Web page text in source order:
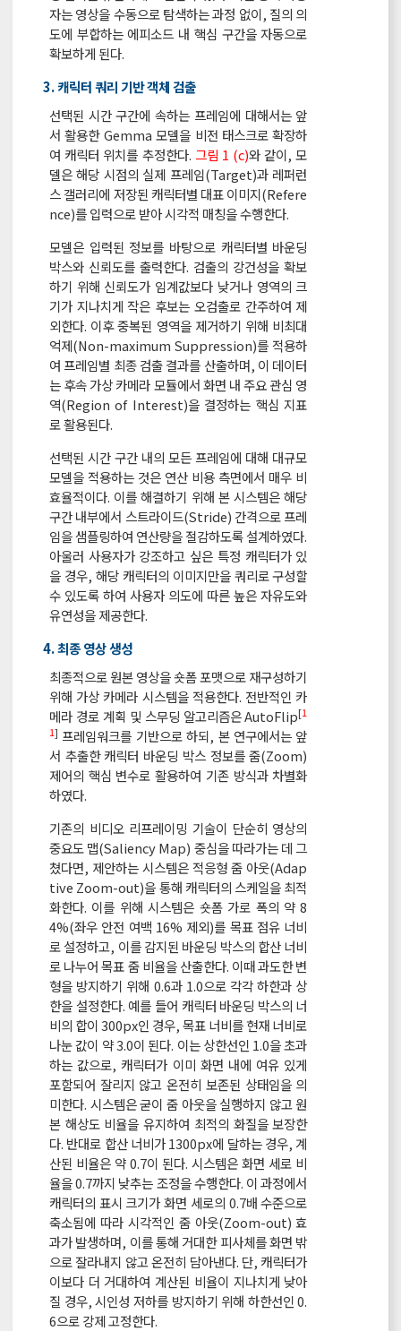
자는 영상을 수동으로 탐색하는 과정 없이, 질의 의
도에 부합하는 에피소드 내 핵심 구간을 자동으로
확보하게 된다.
3. 캐릭터 쿼리 기반 객체 검출
선택된 시간 구간에 속하는 프레임에 대해서는 앞
서 활용한 Gemma 모델을 비전 태스크로 확장하
여 캐릭터 위치를 추정한다. 그림 1 (c)와 같이, 모
델은 해당 시점의 실제 프레임(Target)과 레퍼런
스 갤러리에 저장된 캐릭터별 대표 이미지(Refere
nce)를 입력으로 받아 시각적 매칭을 수행한다.
모델은 입력된 정보를 바탕으로 캐릭터별 바운딩
박스와 신뢰도를 출력한다. 검출의 강건성을 확보
하기 위해 신뢰도가 임계값보다 낮거나 영역의 크
기가 지나치게 작은 후보는 오검출로 간주하여 제
외한다. 이후 중복된 영역을 제거하기 위해 비최대
억제(Non-maximum Suppression)를 적용하
여 프레임별 최종 검출 결과를 산출하며, 이 데이터
는 후속 가상 카메라 모듈에서 화면 내 주요 관심 영
역(Region of Interest)을 결정하는 핵심 지표
로 활용된다.
선택된 시간 구간 내의 모든 프레임에 대해 대규모
모델을 적용하는 것은 연산 비용 측면에서 매우 비
효율적이다. 이를 해결하기 위해 본 시스템은 해당
구간 내부에서 스트라이드(Stride) 간격으로 프레
임을 샘플링하여 연산량을 절감하도록 설계하였다.
아울러 사용자가 강조하고 싶은 특정 캐릭터가 있
을 경우, 해당 캐릭터의 이미지만을 쿼리로 구성할
수 있도록 하여 사용자 의도에 따른 높은 자유도와
유연성을 제공한다.
4. 최종 영상 생성
최종적으로 원본 영상을 숏폼 포맷으로 재구성하기
위해 가상 카메라 시스템을 적용한다. 전반적인 카
메라 경로 계획 및 스무딩 알고리즘은 AutoFlip[1
1] 프레임워크를 기반으로 하되, 본 연구에서는 앞
서 추출한 캐릭터 바운딩 박스 정보를 줌(Zoom)
제어의 핵심 변수로 활용하여 기존 방식과 차별화
하였다.
기존의 비디오 리프레이밍 기술이 단순히 영상의
중요도 맵(Saliency Map) 중심을 따라가는 데 그
쳤다면, 제안하는 시스템은 적응형 줌 아웃(Adap
tive Zoom-out)을 통해 캐릭터의 스케일을 최적
화한다. 이를 위해 시스템은 숏폼 가로 폭의 약 8
4%(좌우 안전 여백 16% 제외)를 목표 점유 너비
로 설정하고, 이를 감지된 바운딩 박스의 합산 너비
로 나누어 목표 줌 비율을 산출한다. 이때 과도한 변
형을 방지하기 위해 0.6과 1.0으로 각각 하한과 상
한을 설정한다. 예를 들어 캐릭터 바운딩 박스의 너
비의 합이 300px인 경우, 목표 너비를 현재 너비로
나눈 값이 약 3.0이 된다. 이는 상한선인 1.0을 초과
하는 값으로, 캐릭터가 이미 화면 내에 여유 있게
포함되어 잘리지 않고 온전히 보존된 상태임을 의
미한다. 시스템은 굳이 줌 아웃을 실행하지 않고 원
본 해상도 비율을 유지하여 최적의 화질을 보장한
다. 반대로 합산 너비가 1300px에 달하는 경우, 계
산된 비율은 약 0.7이 된다. 시스템은 화면 세로 비
율을 0.7까지 낮추는 조정을 수행한다. 이 과정에서
캐릭터의 표시 크기가 화면 세로의 0.7배 수준으로
축소됨에 따라 시각적인 줌 아웃(Zoom-out) 효
과가 발생하며, 이를 통해 거대한 피사체를 화면 밖
으로 잘라내지 않고 온전히 담아낸다. 단, 캐릭터가
이보다 더 거대하여 계산된 비율이 지나치게 낮아
질 경우, 시인성 저하를 방지하기 위해 하한선인 0.
6으로 강제 고정한다.